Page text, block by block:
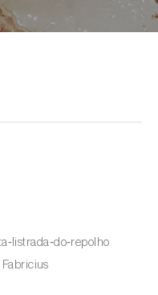
Fabricius